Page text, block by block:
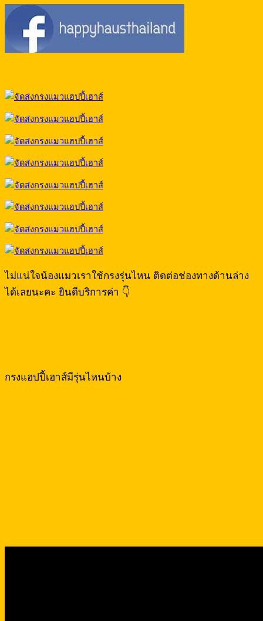
ไม่แน่ใจน้องแมวเราใช้กรงรุ่นไหน ติดต่อช่องทางด้านล่าง
ได้เลยนะคะ ยินดีบริการค่า 👇
กรงแฮปปี้เฮาส์มีรุ่นไหนบ้าง